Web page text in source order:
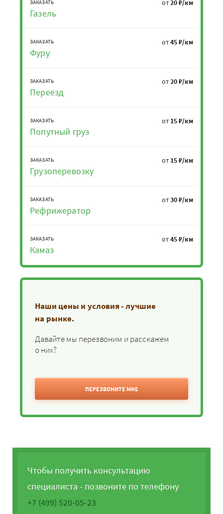
ЗАКАЗАТЬ
Газель
от20 ₽/км
ЗАКАЗАТЬ
Фуру
от45 ₽/км
ЗАКАЗАТЬ
Переезд
от20 ₽/км
ЗАКАЗАТЬ
Попутный груз
от 15 ₽/км
ЗАКАЗАТЬ
Грузоперевозку
от 15 ₽/км
ЗАКАЗАТЬ
Рефрижератор
от30 ₽/км
ЗАКАЗАТЬ
Камаз
от45 ₽/км
Наши цены и условия - лучшие
на рынке.
Давайте мы перезвоним и расскажем
о них?
ПЕРЕЗВОНИТЕ МНЕ
Чтобы получить консультацию
специалиста - позвоните по телефону
+7 (499) 520-05-23